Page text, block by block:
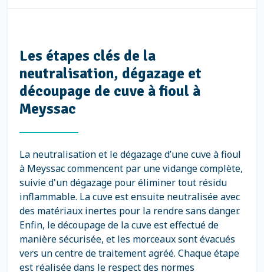
Les étapes clés de la
neutralisation, dégazage et
découpage de cuve à fioul à
Meyssac
La neutralisation et le dégazage d’une cuve à fioul
à Meyssac commencent par une vidange complète,
suivie d'un dégazage pour éliminer tout résidu
inflammable. La cuve est ensuite neutralisée avec
des matériaux inertes pour la rendre sans danger.
Enfin, le découpage de la cuve est effectué de
manière sécurisée, et les morceaux sont évacués
vers un centre de traitement agréé. Chaque étape
est réalisée dans le respect des normes